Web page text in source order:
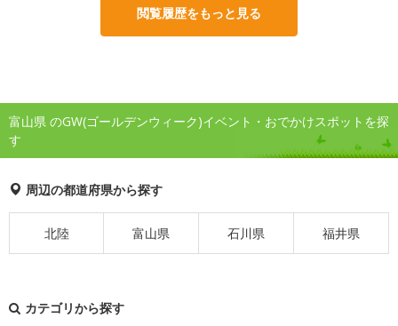
閲覧履歴をもっと見る
富山県 のGW(ゴールデンウィーク)イベント・おでかけスポットを探
す
周辺の都道府県から探す
北陸 富山県 石川県 福井県
カテゴリから探す